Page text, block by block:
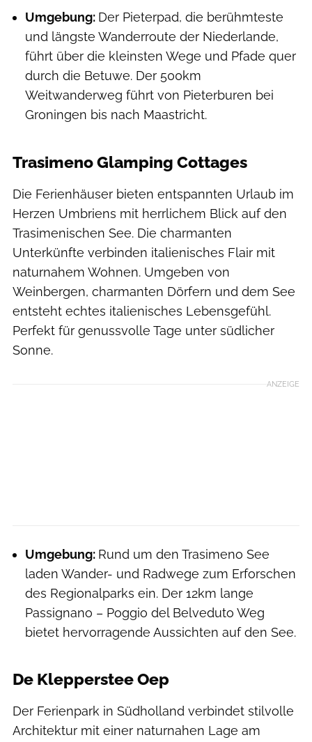
Umgebung: Der Pieterpad, die berühmteste
und längste Wanderroute der Niederlande,
führt über die kleinsten Wege und Pfade quer
durch die Betuwe. Der 500km
Weitwanderweg führt von Pieterburen bei
Groningen bis nach Maastricht.
Trasimeno Glamping Cottages
Die Ferienhäuser bieten entspannten Urlaub im
Herzen Umbriens mit herrlichem Blick auf den
Trasimenischen See. Die charmanten
Unterkünfte verbinden italienisches Flair mit
naturnahem Wohnen. Umgeben von
Weinbergen, charmanten Dörfern und dem See
entsteht echtes italienisches Lebensgefühl.
Perfekt für genussvolle Tage unter südlicher
Sonne.
ANZEIGE
Umgebung: Rund um den Trasimeno See
laden Wander- und Radwege zum Erforschen
des Regionalparks ein. Der 12km lange
Passignano – Poggio del Belveduto Weg
bietet hervorragende Aussichten auf den See.
De Klepperstee Oep
Der Ferienpark in Südholland verbindet stilvolle
Architektur mit einer naturnahen Lage am